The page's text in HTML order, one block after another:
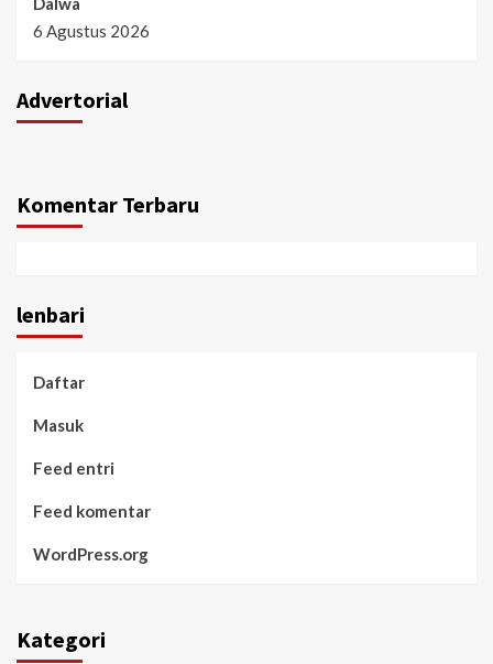
6 Agustus 2026
Advertorial
Komentar Terbaru
lenbari
Daftar
Masuk
Feed entri
Feed komentar
WordPress.org
Kategori